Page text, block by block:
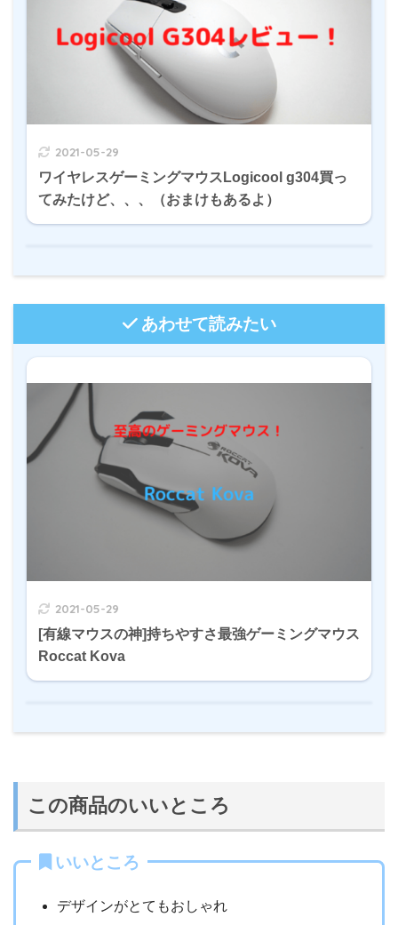
2021-05-29
ワイヤレスゲーミングマウスLogicool g304買っ
てみたけど、、、（おまけもあるよ）
あわせて読みたい
2021-05-29
[有線マウスの神]持ちやすさ最強ゲーミングマウス
Roccat Kova
この商品のいいところ
いいところ
デザインがとてもおしゃれ